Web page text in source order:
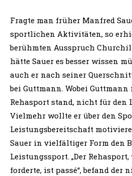
Fragte man früher Manfred
sportlichen Aktivitäten, so
berühmten Ausspruch
hätte Sauer es besser wissen
auch er nach seiner
bei Guttmann. Wobei
Rehasport stand, nicht für den
Vielmehr wollte er über den
Leistungsbereitschaft
Sauer in vielfältiger Form den
Leistungssport. „Der
forderte, ist passé“, befand der